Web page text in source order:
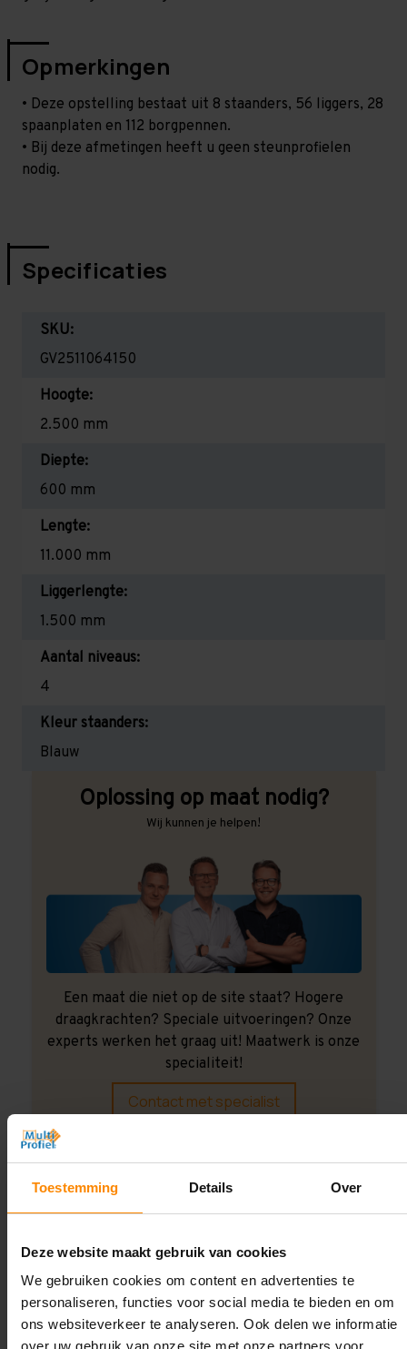
Toestemming Details Over
Deze website maakt gebruik van cookies
We gebruiken cookies om content en advertenties te
personaliseren, functies voor social media te bieden en om
ons websiteverkeer te analyseren. Ook delen we informatie
over uw gebruik van onze site met onze partners voor
Opmerkingen
• Deze opstelling bestaat uit 8 staanders, 56 liggers, 28
spaanplaten en 112 borgpennen.
• Bij deze afmetingen heeft u geen steunprofielen
nodig.
Specificaties
SKU:
GV2511064150
Hoogte:
2.500 mm
Diepte:
600 mm
Lengte:
11.000 mm
Liggerlengte:
1.500 mm
Aantal niveaus:
4
Kleur staanders:
Blauw
Oplossing op maat nodig?
Wij kunnen je helpen!
Een maat die niet op de site staat? Hogere
draagkrachten? Speciale uitvoeringen? Onze
experts werken het graag uit! Maatwerk is onze
specialiteit!
Contact met specialist
Montage uitbesteden?
Laat ons het doen!